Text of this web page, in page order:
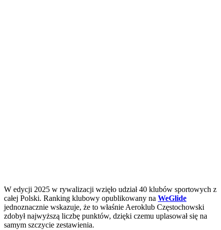
W edycji 2025 w rywalizacji wzięło udział 40 klubów sportowych z
całej Polski. Ranking klubowy opublikowany na WeGlide
jednoznacznie wskazuje, że to właśnie Aeroklub Częstochowski
zdobył najwyższą liczbę punktów, dzięki czemu uplasował się na
samym szczycie zestawienia.